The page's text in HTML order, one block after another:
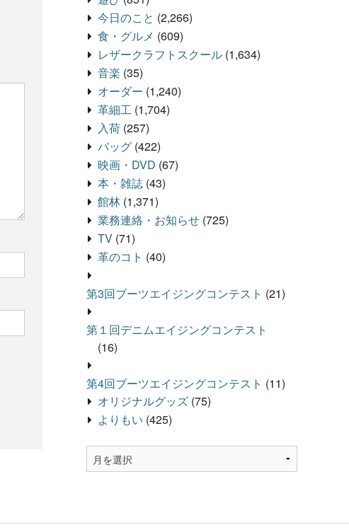
今日のこと (2,266)
食・グルメ (609)
レザークラフトスクール (1,634)
音楽 (35)
オーダー (1,240)
革細工 (1,704)
入荷 (257)
バッグ (422)
映画・DVD (67)
本・雑誌 (43)
館林 (1,371)
業務連絡・お知らせ (725)
TV (71)
革のコト (40)
第3回ブーツエイジングコンテスト (21)
第１回デニムエイジングコンテスト
(16)
第4回ブーツエイジングコンテスト (11)
オリジナルグッズ (75)
よりもい (425)